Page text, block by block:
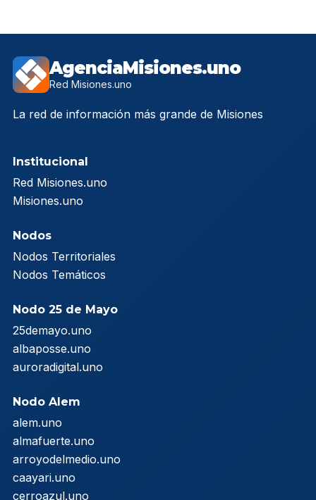
AgenciaMisiones.uno
Red Misiones.uno
La red de información más grande de Misiones
Institucional
Red Misiones.uno
Misiones.uno
Nodos
Nodos Territoriales
Nodos Temáticos
Nodo 25 de Mayo
25demayo.uno
albaposse.uno
auroradigital.uno
Nodo Alem
alem.uno
almafuerte.uno
arroyodelmedio.uno
caayari.uno
cerroazul.uno